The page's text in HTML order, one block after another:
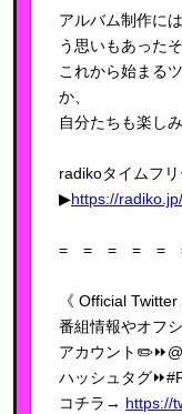
アルバム制作に
う思いもあったそ
これから始まる
か、
自分たちも楽し
radikoタイムフリ
▶︎https://
= = = = =
《 Official Twitter
番組情報やオフ
アカウント
ハッシュタグ
コチラ→ https://